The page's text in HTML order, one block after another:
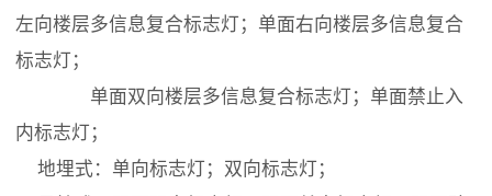
左向楼层多信息复合标志灯；单面右向楼层多信息复合
标志灯；
单面双向楼层多信息复合标志灯；单面禁止入
内标志灯；
地埋式：单向标志灯；双向标志灯；